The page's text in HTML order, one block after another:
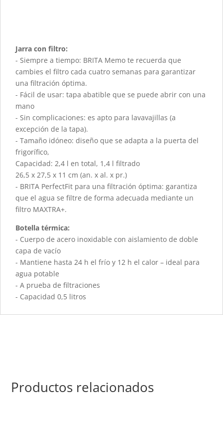
Jarra con filtro:
- Siempre a tiempo: BRITA Memo te recuerda que
cambies el filtro cada cuatro semanas para garantizar
una filtración óptima.
- Fácil de usar: tapa abatible que se puede abrir con una
mano
- Sin complicaciones: es apto para lavavajillas (a
excepción de la tapa).
- Tamaño idóneo: diseño que se adapta a la puerta del
frigorífico,
Capacidad: 2,4 l en total, 1,4 l filtrado
26,5 x 27,5 x 11 cm (an. x al. x pr.)
- BRITA PerfectFit para una filtración óptima: garantiza
que el agua se filtre de forma adecuada mediante un
filtro MAXTRA+.
Botella térmica:
- Cuerpo de acero inoxidable con aislamiento de doble
capa de vacío
- Mantiene hasta 24 h el frío y 12 h el calor – ideal para
agua potable
- A prueba de filtraciones
- Capacidad 0,5 litros
Productos relacionados